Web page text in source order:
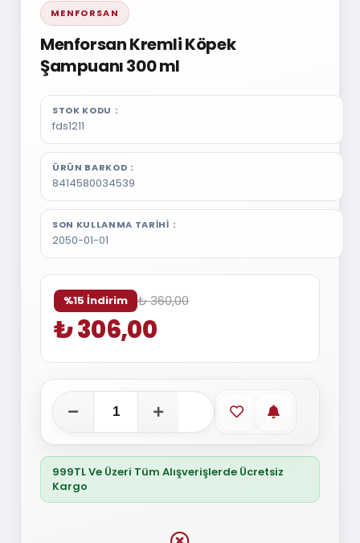
MENFORSAN
Menforsan Kremli Köpek
Şampuanı 300 ml
STOK KODU
fds1211
ÜRÜN BARKOD
8414580034539
SON KULLANMA TARIHI
2050-01-01
%15 İndirim ₺ 360,00
₺ 306,00
Favorilere ekle
Stoğa
999TL Ve Üzeri Tüm Alışverişlerde Ücretsiz
Kargo